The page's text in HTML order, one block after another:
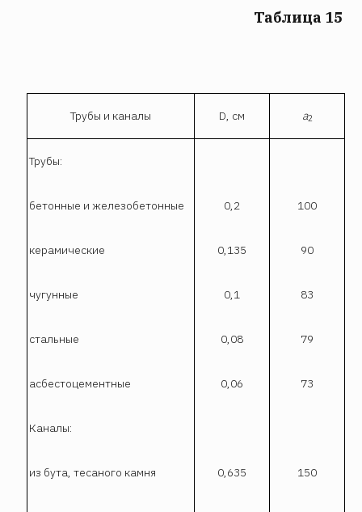
Таблица 15
Трубы и каналы D, см а2
Трубы:
бетонные и железобетонные 0,2 100
керамические 0,135 90
чугунные 0,1 83
стальные 0,08 79
асбестоцементные 0,06 73
Каналы:
из бута, тесаного камня 0,635 150